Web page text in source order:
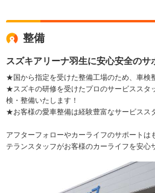
整備
スズキアリーナ羽生に安心安全のサ
★国から指定を受けた整備工場のため、車検
★スズキの研修を受けたプロのサービススタ
検・整備いたします！
★お客様の愛車整備は経験豊富なサービスス
アフターフォローやカーライフのサポートは
テランスタッフがお客様のカーライフを安心